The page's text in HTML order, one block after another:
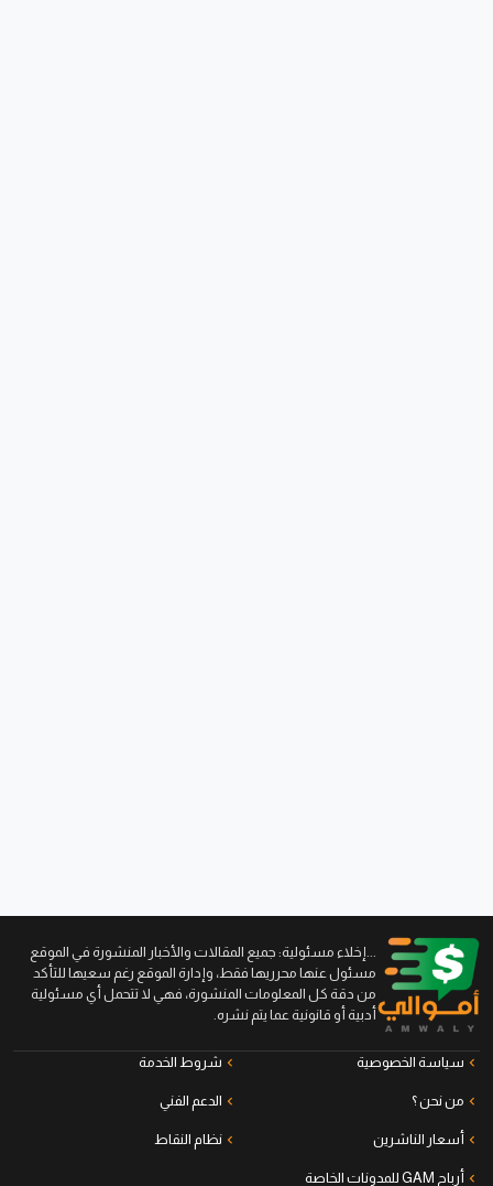
...إخلاء مسئولية: جميع المقالات والأخبار المنشورة في الموقع
مسئول عنها محرريها فقط، وإدارة الموقع رغم سعيها للتأكد
من دقة كل المعلومات المنشورة، فهي لا تتحمل أي مسئولية
أدبية أو قانونية عما يتم نشره.
سياسة الخصوصية شروط الخدمة
من نحن ؟ الدعم الفني
أسعار الناشرين نظام النقاط
أرباح GAM للمدونات الخاصة